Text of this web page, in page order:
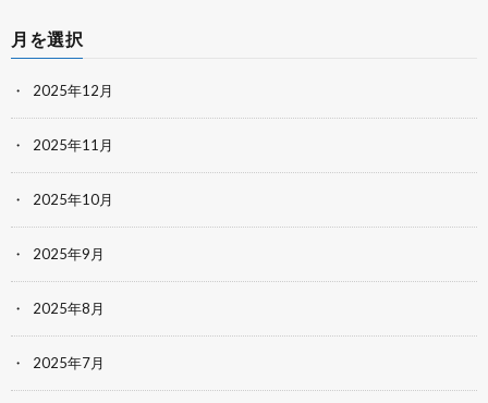
月を選択
2025年12月
2025年11月
2025年10月
2025年9月
2025年8月
2025年7月